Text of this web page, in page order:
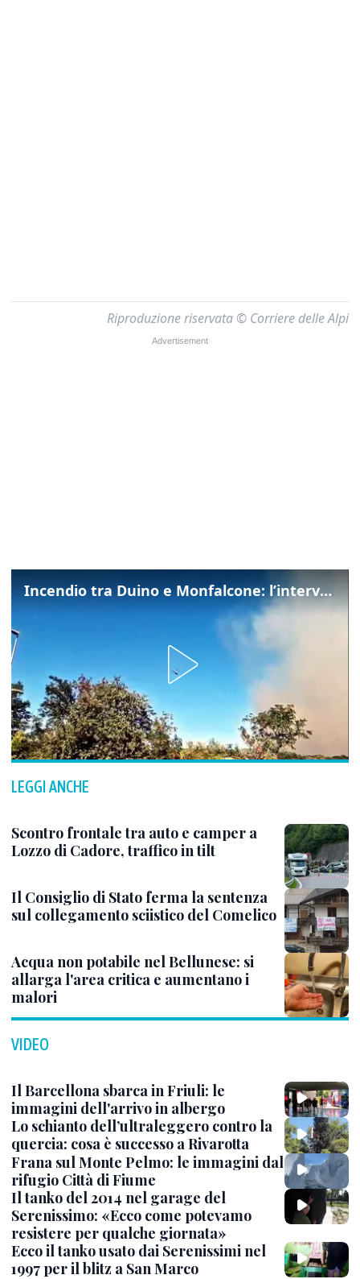
Riproduzione riservata © Corriere delle Alpi
Incendio tra Duino e Monfalcone: l’intervento dei vigili del fuoco
LEGGI ANCHE
Scontro frontale tra auto e camper a
Lozzo di Cadore, traffico in tilt
Il Consiglio di Stato ferma la sentenza
sul collegamento sciistico del Comelico
Acqua non potabile nel Bellunese: si
allarga l'area critica e aumentano i
malori
VIDEO
Il Barcellona sbarca in Friuli: le
immagini dell'arrivo in albergo
Lo schianto dell’ultraleggero contro la
quercia: cosa è successo a Rivarotta
Frana sul Monte Pelmo: le immagini dal
rifugio Città di Fiume
Il tanko del 2014 nel garage del
Serenissimo: «Ecco come potevamo
resistere per qualche giornata»
Ecco il tanko usato dai Serenissimi nel
1997 per il blitz a San Marco